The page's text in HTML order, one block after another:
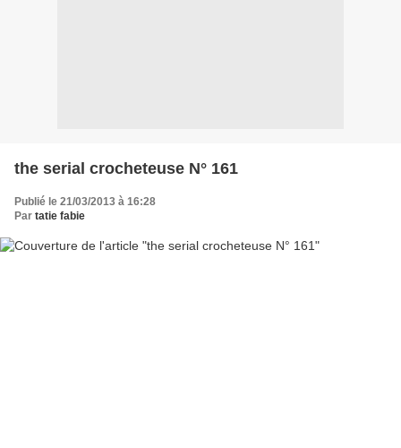
the serial crocheteuse N° 161
Publié le 21/03/2013 à 16:28
Par tatie fabie